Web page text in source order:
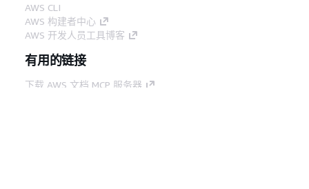
AWS CLI
AWS 构建者中心
AWS 开发人员工具博客
有用的链接
下载 AWS 文档 MCP 服务器